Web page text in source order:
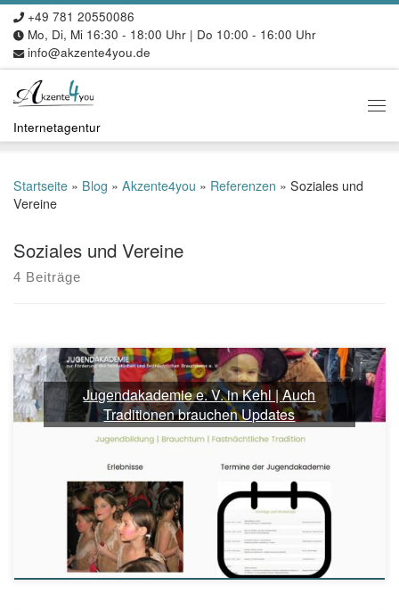
Zum Inhalt springen
+49 781 20550086
Mo, Di, Mi 16:30 - 18:00 Uhr | Do 10:00 - 16:00 Uhr
info@akzente4you.de
Internetagentur
Startseite » Blog » Akzente4you » Referenzen » Soziales und
Vereine
Soziales und Vereine
4 Beiträge
Jugendakademie e. V. in Kehl | Auch
Traditionen brauchen Updates